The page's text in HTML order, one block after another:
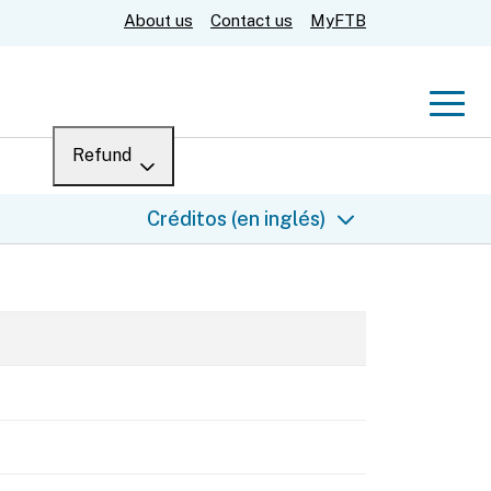
About us Contact us MyFTB
Refund
Where’s my refund?
Créditos (en inglés)